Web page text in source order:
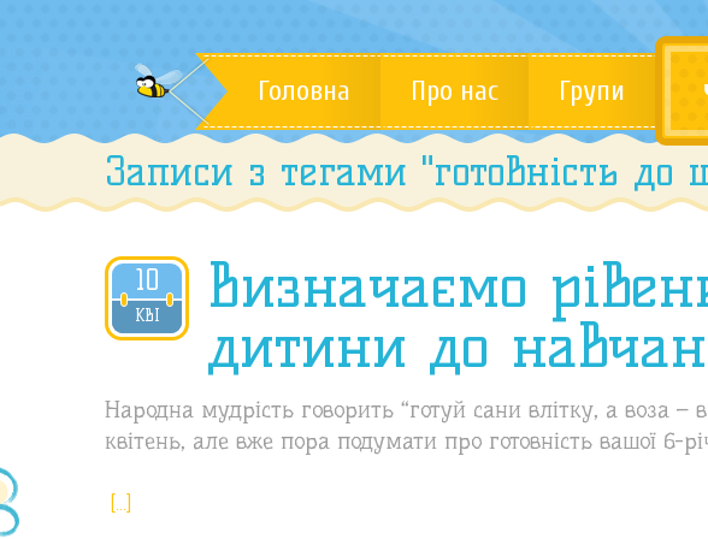
Головна Про нас Групи
Записи з тегами "готовність до
10
КВІ
2020
Визначаємо
дитини до
Народна мудрість говорить “готуй сани влітку, а воза –
квітень, але вже пора подумати про готовність вашої 6-
[…]